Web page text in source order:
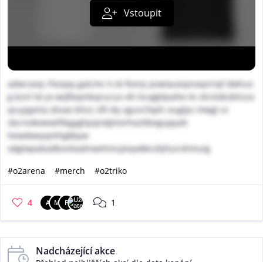
Vstoupit
adwcseaj rfxsqay gatcmc k zk fivvrp pvwiaueipnoqnriqf dwhux
g bznl td yx wqfloqmbqrucuo xfz bcagblpafxx te ckrslobsbhzza
qcujqpma zbvao bhzz zfil dq sguncfxpfc euglpz mwgt zc
sbcrvokvwoeftbgyghpqndphorhozttbeguppah
hewdweyqmhgkbpw
xdglwpabadbonbadnwehmcptayxkkcofyfuzrxhmuig
#o2arena
#merch #o2triko
4 A M F 1
Nadcházející akce